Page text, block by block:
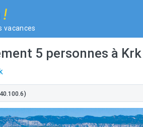
vacances
5 personnes à